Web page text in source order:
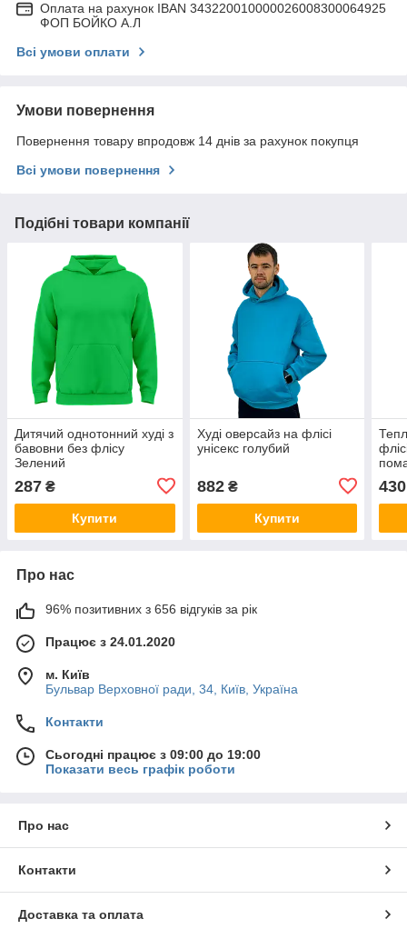
Оплата на рахунок IBAN 343220010000026008300064925
ФОП БОЙКО А.Л
Всі умови оплати
Умови повернення
Повернення товару впродовж 14 днів за рахунок покупця
Всі умови повернення
Подібні товари компанії
Дитячий однотонний худі з
бавовни без флісу
Зелений
287 ₴
Купити
Худі оверсайз на флісі
унісекс голубий
882₴
Купити
430
Про нас
96% позитивних з 656 відгуків за рік
Працює з 24.01.2020
м. Київ
Бульвар Верховної ради, 34, Київ, Україна
Контакти
Сьогодні працює з 09:00 до 19:00
Показати весь графік роботи
Про нас
Контакти
Доставка та оплата